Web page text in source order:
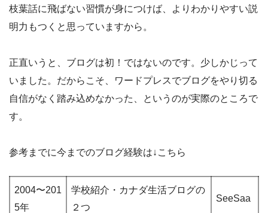
枝葉話に飛ばない習慣が身につけば、よりわかりやすい説
明力もつくと思っていますから。
正直いうと、ブログは初！ではないのです。少しかじって
いました。だからこそ、ワードプレスでブログをやり切る
自信がなく踏み込めなかった、というのが実際のところで
す。
参考までに今までのブログ経験は↓こちら
2004〜201
5年
学校紹介・カナダ生活ブログの
２つ
SeeSaa